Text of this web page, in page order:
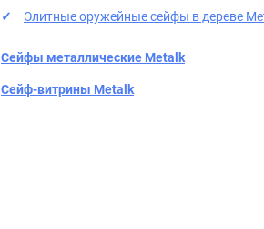
Элитные оружейные сейфы в дереве
Сейфы металлические Metalk
Сейф-витрины Metalk